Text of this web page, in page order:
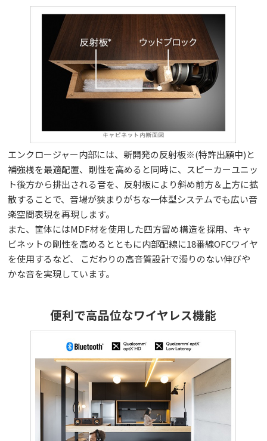
エンクロージャー内部には、新開発の反射板※(特許出願中)と
補強桟を最適配置、剛性を高めると同時に、スピーカーユニッ
ト後方から排出される音を、反射板により斜め前方＆上方に拡
散することで、音場が狭まりがちな一体型システムでも広い音
楽空間表現を再現します。
また、筐体にはMDF材を使用した四方留め構造を採用、キャ
ビネットの剛性を高めるとともに内部配線に18番線OFCワイヤ
を使用するなど、 こだわりの高音質設計で濁りのない伸びや
かな音を実現しています。
便利で高品位なワイヤレス機能